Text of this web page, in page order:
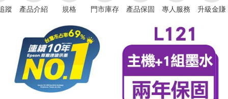
蹤 產品介紹 規格 門市庫存 產品保固 專人服務 升級金賺